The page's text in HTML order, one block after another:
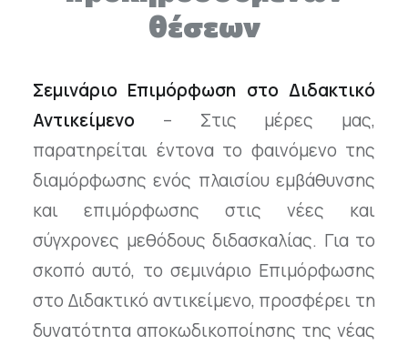
θέσεων
Σεμινάριο Επιμόρφωση στο Διδακτικό
Αντικείμενο – Στις μέρες μας,
παρατηρείται έντονα το φαινόμενο της
διαμόρφωσης ενός πλαισίου εμβάθυνσης
και επιμόρφωσης στις νέες και
σύγχρονες μεθόδους διδασκαλίας. Για το
σκοπό αυτό, το σεμινάριο Επιμόρφωσης
στο Διδακτικό αντικείμενο, προσφέρει τη
δυνατότητα αποκωδικοποίησης της νέας